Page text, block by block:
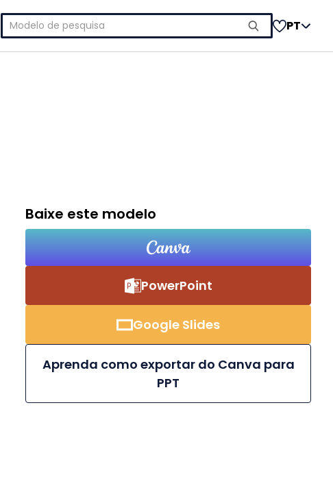
Pesquisar
por:
PT
Baixe este modelo
PowerPoint
Google Slides
Aprenda como exportar do Canva para
PPT